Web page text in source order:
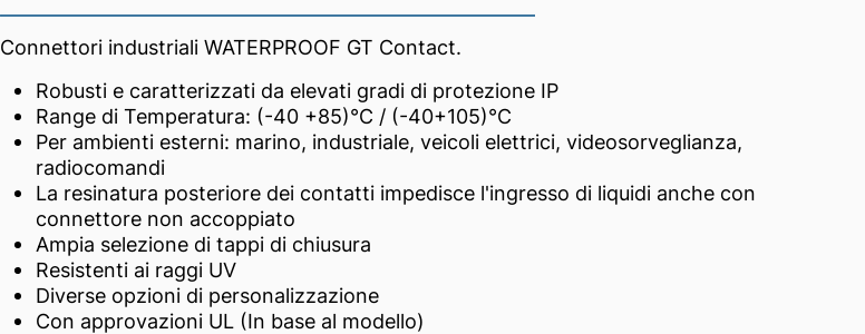
Connettori industriali WATERPROOF GT Contact.
Robusti e caratterizzati da elevati gradi di protezione IP
Range di Temperatura: (-40 +85)°C / (-40+105)°C
Per ambienti esterni: marino, industriale, veicoli elettrici, videosorveglianza,
radiocomandi
La resinatura posteriore dei contatti impedisce l'ingresso di liquidi anche con
connettore non accoppiato
Ampia selezione di tappi di chiusura
Resistenti ai raggi UV
Diverse opzioni di personalizzazione
Con approvazioni UL (In base al modello)